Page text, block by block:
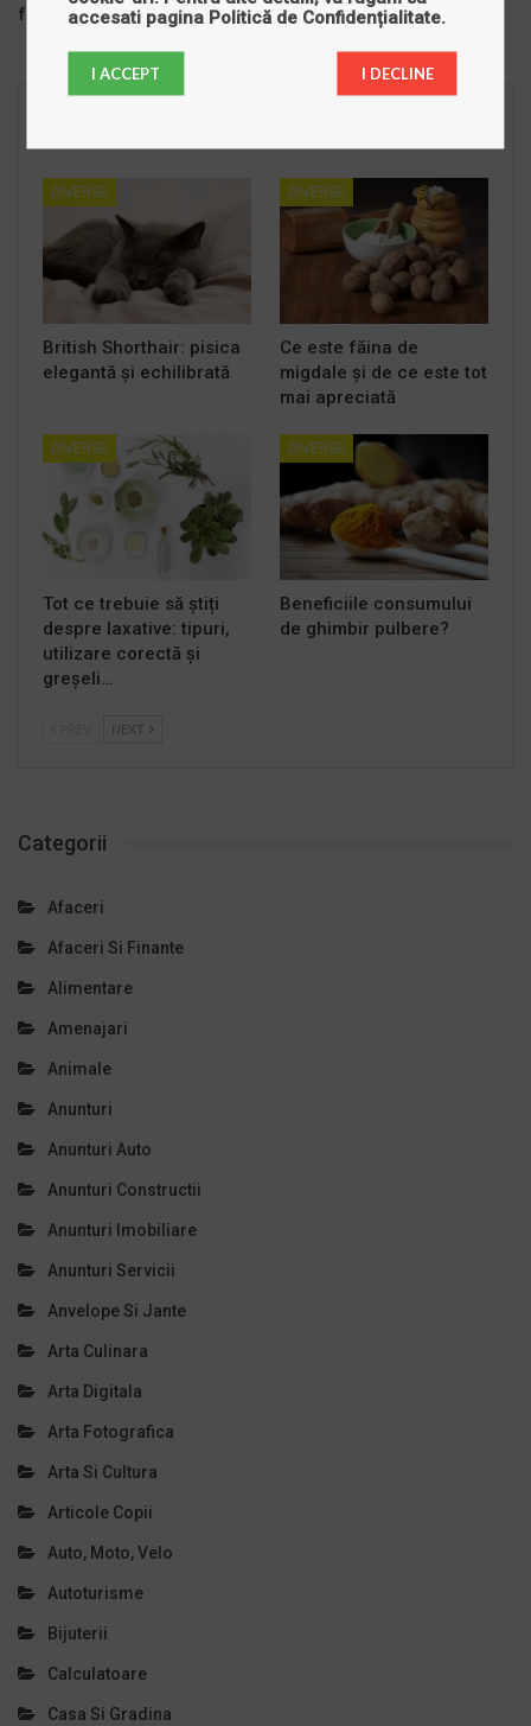
folosește
DIVERSE
British Shorthair: pisica
elegantă și echilibrată
DIVERSE
Ce este făina de
migdale și de ce este tot
mai apreciată
DIVERSE
Tot ce trebuie să știți
despre laxative: tipuri,
utilizare corectă și
greșeli…
DIVERSE
Beneficiile consumului
de ghimbir pulbere?
NEXT
Categorii
Afaceri
Afaceri Si Finante
Alimentare
Amenajari
Animale
Anunturi
Anunturi Auto
Anunturi Constructii
Anunturi Imobiliare
Anunturi Servicii
Anvelope Si Jante
Arta Culinara
Arta Digitala
Arta Fotografica
Arta Si Cultura
Articole Copii
Auto, Moto, Velo
Autoturisme
Bijuterii
Calculatoare
Casa Si Gradina
accesati pagina Politică de Confidențialitate.
I ACCEPT I DECLINE